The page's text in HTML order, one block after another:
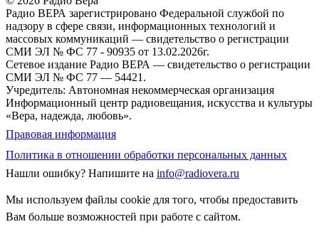
Радио ВЕРА зарегистрировано Федеральной службой по
надзору в сфере связи, информационных технологий и
массовых коммуникаций — свидетельство о регистрации
СМИ ЭЛ № ФС 77 - 90935 от 13.02.2026г.
Сетевое издание Радио ВЕРА — свидетельство о регистрации
СМИ ЭЛ № ФС 77 — 54421.
Учредитель: Автономная некоммерческая организация
Информационный центр радиовещания, искусства и культуры
«Вера, надежда, любовь».
Правовая информация
Политика в отношении обработки персональных данных
Нашли ошибку? Напишите на info@radiovera.ru
Мы используем файлы cookie для того, чтобы предоставить
Вам больше возможностей при работе с сайтом.